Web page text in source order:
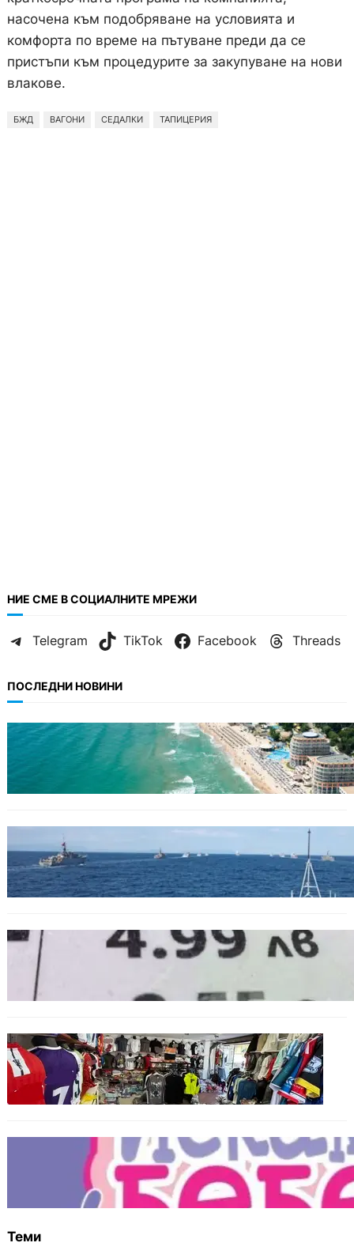
насочена към подобряване на условията и
комфорта по време на пътуване преди да се
пристъпи към процедурите за закупуване на нови
влакове.
БЖД ВАГОНИ СЕДАЛКИ ТАПИЦЕРИЯ
НИЕ СМЕ В СОЦИАЛНИТЕ МРЕЖИ
Telegram TikTok Facebook Threads
ПОСЛЕДНИ НОВИНИ
ИКОНОМИКА
Интерактивна карта показва всички водни
бази по Черноморието
Нов минен ловец за българския флот
пристига до края на годината
БЪЛГАРИЯ
Левът изчезва от етикетите: Търговците
БЪЛГАРИЯ
Иззеха фалшиви стоки за близо 650 000
евро при акция във Варна и „Златни
пясъци“
Инвитро подкрепата под въпрос? „Искам
бебе“ се обяви срещу прехвърлянето на
Центъра към НЗОК
Теми